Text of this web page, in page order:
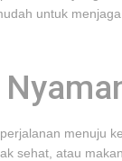
untuk
menuju
sehat, atau